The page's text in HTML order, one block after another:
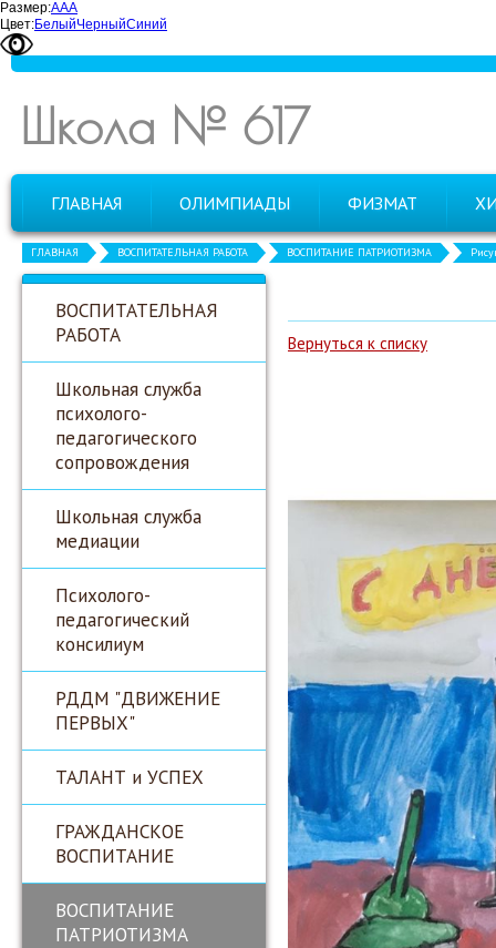
Размер:ААА
Цвет:БелыйЧерныйСиний
Школа № 617
ГЛАВНАЯ ОЛИМПИАДЫ ФИЗМАТ
ГЛАВНАЯ ВОСПИТАТЕЛЬНАЯ РАБОТА ВОСПИТАНИЕ ПАТРИОТИЗМА
ВОСПИТАТЕЛЬНАЯ
РАБОТА
Школьная служба
психолого-
педагогического
сопровождения
Школьная служба
медиации
Психолого-
педагогический
консилиум
РДДМ "ДВИЖЕНИЕ
ПЕРВЫХ"
ТАЛАНТ и УСПЕХ
ГРАЖДАНСКОЕ
ВОСПИТАНИЕ
ВОСПИТАНИЕ
ПАТРИОТИЗМА
Вернуться к списку